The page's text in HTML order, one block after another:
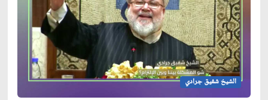
الشيخ شفيق جرادي